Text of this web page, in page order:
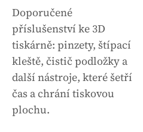
Doporučené
příslušenství ke 3D
tiskárně: pinzety, štípací
kleště, čistič podložky a
další nástroje, které šetří
čas a chrání tiskovou
plochu.